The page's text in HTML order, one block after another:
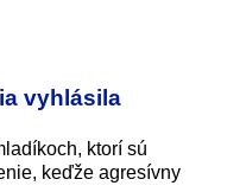
vyhlásila
ktorí sú
keďže agresívny